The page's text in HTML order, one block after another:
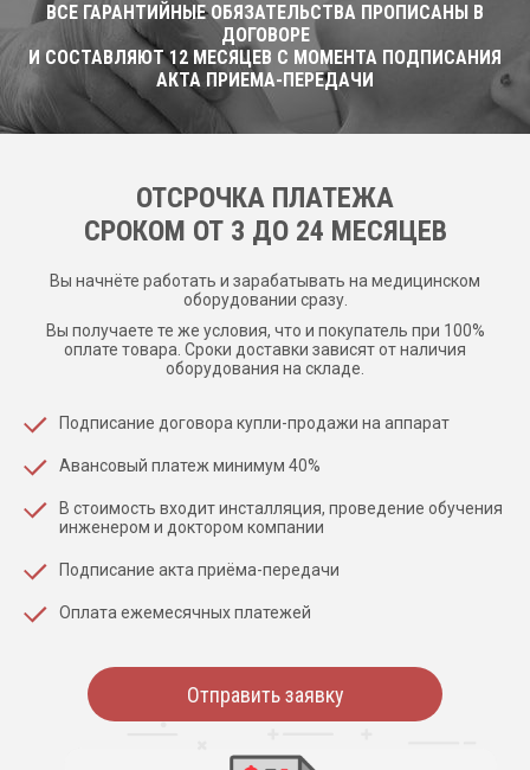
ВСЕ ГАРАНТИЙНЫЕ ОБЯЗАТЕЛЬСТВА ПРОПИСАНЫ В
ДОГОВОРЕ
И СОСТАВЛЯЮТ 12 МЕСЯЦЕВ С МОМЕНТА ПОДПИСАНИЯ
АКТА ПРИЕМА-ПЕРЕДАЧИ
ОТСРОЧКА ПЛАТЕЖА
CРОКОМ ОТ 3 ДО 24 МЕСЯЦЕВ
Вы начнёте работать и зарабатывать на медицинском
оборудовании сразу.
Вы получаете те же условия, что и покупатель при 100%
оплате товара. Сроки доставки зависят от наличия
оборудования на складе.
Подписание договора купли-продажи на аппарат
Авансовый платеж минимум 40%
В стоимость входит инсталляция, проведение обучения
инженером и доктором компании
Подписание акта приёма-передачи
Оплата ежемесячных платежей
Отправить заявку